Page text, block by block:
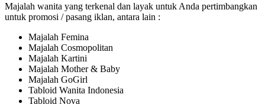
Majalah wanita yang terkenal dan layak untuk Anda pertimbangkan
untuk promosi / pasang iklan, antara lain :
Majalah Femina
Majalah Cosmopolitan
Majalah Kartini
Majalah Mother & Baby
Majalah GoGirl
Tabloid Wanita Indonesia
Tabloid Nova